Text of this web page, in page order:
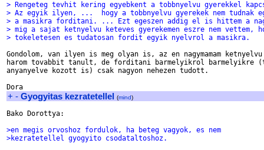
> Rengeteg tevhit kering egyebkent a tobbnyelvu gyerekkel
> Az egyik ilyen, ...  hogy a tobbnyelvu gyerekek nem tudnak
> a masikra forditani. ... Ezt egeszen addig el is hittem a
> mig a sajat ketnyelvu keteves gyerekemen eszre nem vettem,
> tokeletesen es tudatosan fordit egyik nyelvrol a masikra.
Gondolom, van ilyen is meg olyan is, az en nagymamam
harom tovabbit tanult, de forditani barmelyikrol barmelyikre
anyanyelve kozott is) csak nagyon nehezen tudott.
+ - Gyogyitas kezratetellel (mind)
Bako Dorottya:
>en megis orvoshoz fordulok, ha beteg vagyok, es nem
>kezratetellel gyogyito csodataltoshoz.